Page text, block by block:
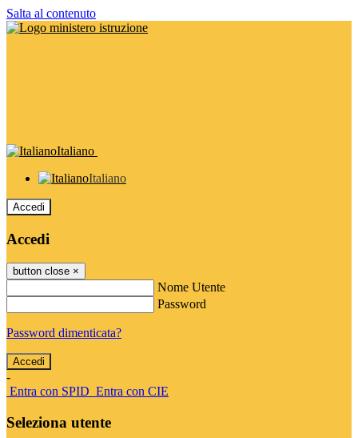
Salta al contenuto
Italiano
Italiano
Accedi
Accedi
button close ×
Nome Utente
Password
Password dimenticata?
-
Entra con SPID Entra con CIE
Seleziona utente